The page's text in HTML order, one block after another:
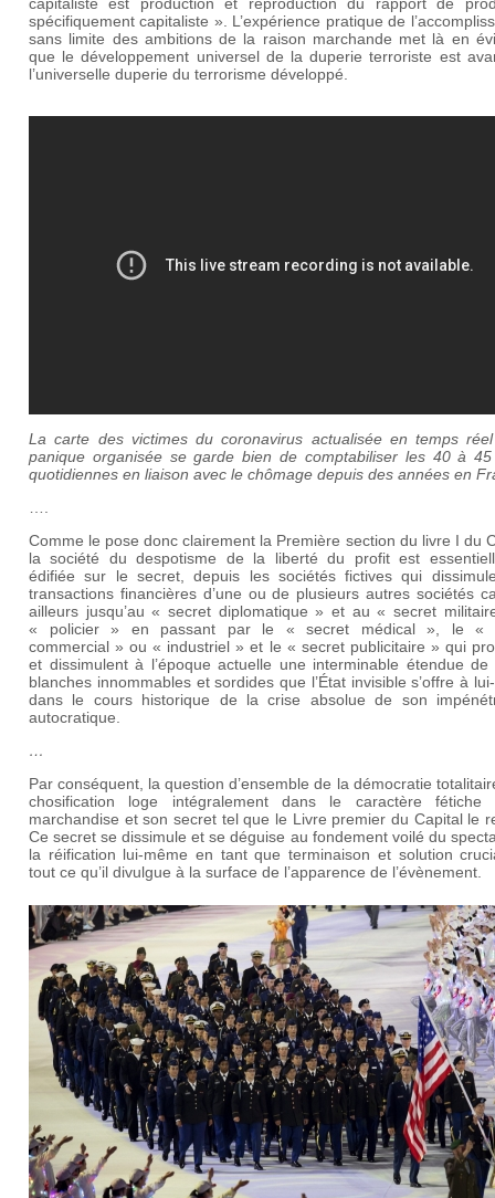
spécifiquement capitaliste ». L’expérience pratique de
sans limite des ambitions de la raison marchande met là en
que le développement universel de la duperie terroriste est
l’universelle duperie du terrorisme développé.
La carte des victimes du coronavirus actualisée en temps
panique organisée se garde bien de comptabiliser les 40 à
quotidiennes en liaison avec le chômage depuis des années en
Comme le pose donc clairement la Première section du livre I du
la société du despotisme de la liberté du profit est
édifiée sur le secret, depuis les sociétés fictives qui
transactions financières d’une ou de plusieurs autres sociétés
ailleurs jusqu’au « secret diplomatique » et au « secret
« policier » en passant par le « secret médical », le «
commercial » ou « industriel » et le « secret publicitaire » qui
et dissimulent à l’époque actuelle une interminable étendue de
blanches innommables et sordides que l’État invisible s’offre à
dans le cours historique de la crise absolue de son
autocratique.
…
Par conséquent, la question d’ensemble de la démocratie
chosification loge intégralement dans le caractère
marchandise et son secret tel que le Livre premier du Capital le
Ce secret se dissimule et se déguise au fondement voilé du
la réification lui-même en tant que terminaison et solution
tout ce qu’il divulgue à la surface de l’apparence de l’évènement.